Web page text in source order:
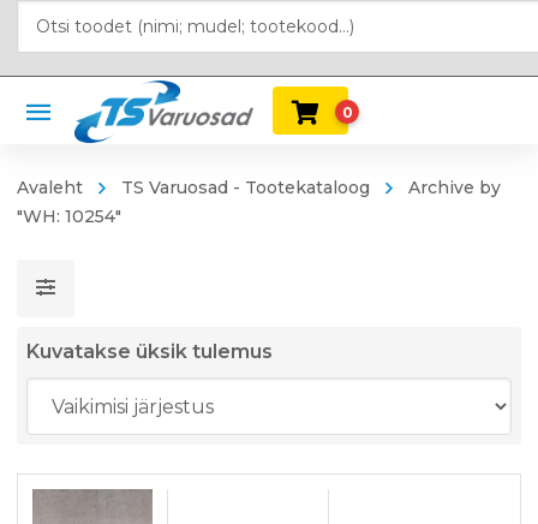
0
Avaleht TS Varuosad - Tootekataloog
Archive by
"WH: 10254"
Kuvatakse üksik tulemus